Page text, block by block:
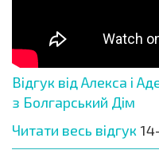
Відгук від Алекса і
з Болгарський Дім
Читати весь відгук